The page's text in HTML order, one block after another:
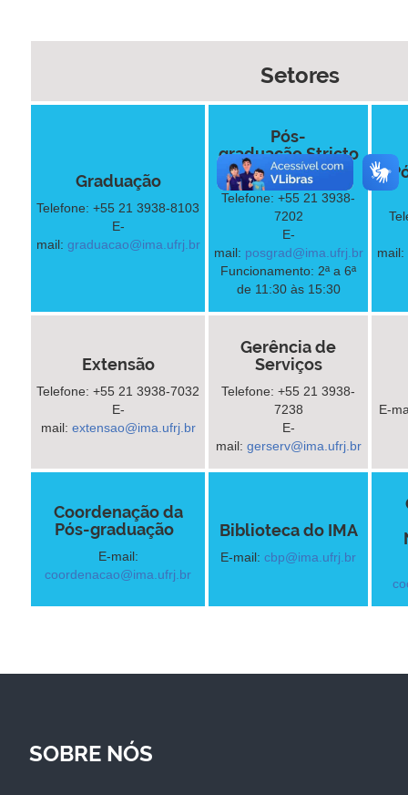
Setores
Graduação
Telefone: +55 21 3938-8103
E-
mail: graduacao@ima.ufrj.br
Pós-
graduação Stricto
Sensu
Telefone: +55 21 3938-
7202
E-
mail: posgrad@ima.ufrj.br
Funcionamento: 2ª a 6ª
de 11:30 às 15:30
mail:
Extensão
Telefone: +55 21 3938-7032
E-
mail: extensao@ima.ufrj.br
Gerência de
Serviços
Telefone: +55 21 3938-
7238
E-
mail: gerserv@ima.ufrj.br
E-
Coordenação da
Pós-graduação
E-mail:
coordenacao@ima.ufrj.br
Biblioteca do IMA
E-mail: cbp@ima.ufrj.br
SOBRE NÓS